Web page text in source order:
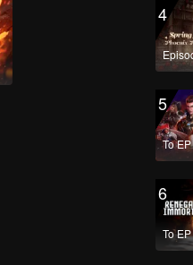
4
5
To
6
To